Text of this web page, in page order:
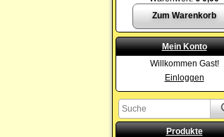
Zum Warenkorb
Mein Konto
Willkommen Gast!
Einloggen
Produkte